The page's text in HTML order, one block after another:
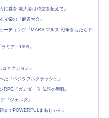
に愛を 殺人者は時空を超えて』
光栄の『麻雀大会』
ーティング『MARS マルス 戦争をもたらす
ミア・1999』
ネクション』
た『ベジタブルクラッシュ』
RPG『ガンダーラ 仏陀の聖戦』
『ジェルダ』
までPOWERFULまあじゃん』